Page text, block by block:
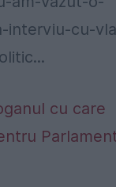
interviu-cu-